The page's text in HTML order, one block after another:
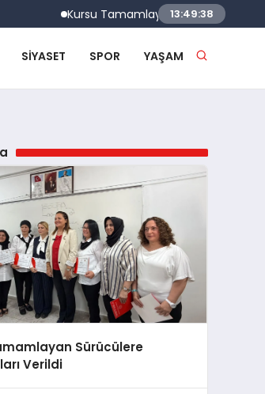
Kursu Tamamlayan Sürücülere
13:49:39
SIYASET SPOR YAŞAM
Sürücülere
Verildi